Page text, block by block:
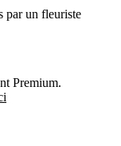
par un fleuriste
Premium.